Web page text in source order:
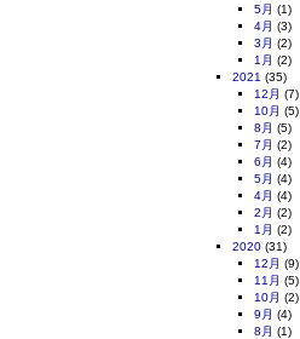
5月 (1)
4月 (3)
3月 (2)
1月 (2)
2021 (35)
12月 (7)
10月 (5)
8月 (5)
7月 (2)
6月 (4)
5月 (4)
4月 (4)
2月 (2)
1月 (2)
2020 (31)
12月 (9)
11月 (5)
10月 (2)
9月 (4)
8月 (1)